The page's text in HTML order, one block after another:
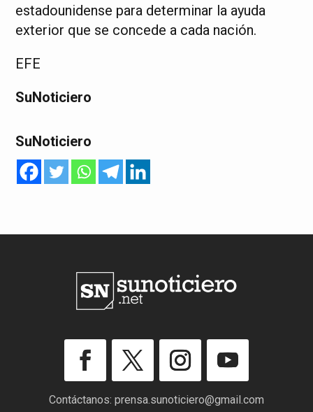
estadounidense para determinar la ayuda
exterior que se concede a cada nación.
EFE
SuNoticiero
SuNoticiero
Contáctanos: prensa.sunoticiero@gmail.com